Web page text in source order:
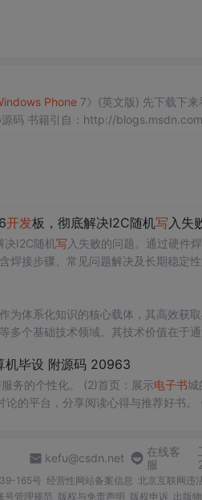
Phone7》(英文版) 先下载下来
码 书籍引自：http://
于使用者，Windows Phone7 提供了
或工作应用程序。 对于开发人员，
开发板，彻底解决I2C随机写入失
决I2C随机写 入失败的问题。通过硬件
焊接步骤、常见问题解决及长期稳定
为体系化知识的核心载体，其高效获
个基础技术领域。其技术价值在于
道，并深入探讨了如何利用Calibre等
机毕设 附源码 20963
务的个性化。 (2)首页：展示电子书城
的平台，分享阅读心得与推荐好书
kefu@csdn.net
在线客
服
165号 经营性网站备案信息 北京互联网违
号管理规范 版权与免责声明 版权申诉 出版